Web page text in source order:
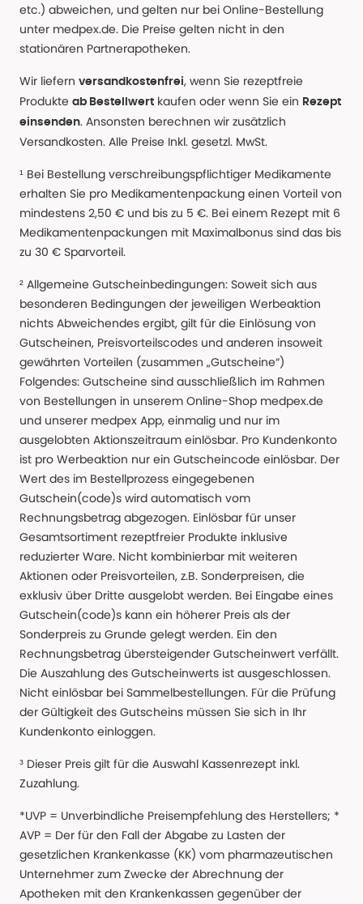
etc.) abweichen, und gelten nur bei Online-Bestellung
unter medpex.de. Die Preise gelten nicht in den
stationären Partnerapotheken.
Wir liefern versandkostenfrei, wenn Sie rezeptfreie
Produkte ab Bestellwert kaufen oder wenn Sie ein Rezept
einsenden. Ansonsten berechnen wir zusätzlich
Versandkosten. Alle Preise Inkl. gesetzl. MwSt.
¹ Bei Bestellung verschreibungspflichtiger Medikamente
erhalten Sie pro Medikamentenpackung einen Vorteil von
mindestens 2,50 € und bis zu 5 €. Bei einem Rezept mit 6
Medikamentenpackungen mit Maximalbonus sind das bis
zu 30 € Sparvorteil.
² Allgemeine Gutscheinbedingungen: Soweit sich aus
besonderen Bedingungen der jeweiligen Werbeaktion
nichts Abweichendes ergibt, gilt für die Einlösung von
Gutscheinen, Preisvorteilscodes und anderen insoweit
gewährten Vorteilen (zusammen „Gutscheine“)
Folgendes: Gutscheine sind ausschließlich im Rahmen
von Bestellungen in unserem Online-Shop medpex.de
und unserer medpex App, einmalig und nur im
ausgelobten Aktionszeitraum einlösbar. Pro Kundenkonto
ist pro Werbeaktion nur ein Gutscheincode einlösbar. Der
Wert des im Bestellprozess eingegebenen
Gutschein(code)s wird automatisch vom
Rechnungsbetrag abgezogen. Einlösbar für unser
Gesamtsortiment rezeptfreier Produkte inklusive
reduzierter Ware. Nicht kombinierbar mit weiteren
Aktionen oder Preisvorteilen, z.B. Sonderpreisen, die
exklusiv über Dritte ausgelobt werden. Bei Eingabe eines
Gutschein(code)s kann ein höherer Preis als der
Sonderpreis zu Grunde gelegt werden. Ein den
Rechnungsbetrag übersteigender Gutscheinwert verfällt.
Die Auszahlung des Gutscheinwerts ist ausgeschlossen.
Nicht einlösbar bei Sammelbestellungen. Für die Prüfung
der Gültigkeit des Gutscheins müssen Sie sich in Ihr
Kundenkonto einloggen.
³ Dieser Preis gilt für die Auswahl Kassenrezept inkl.
Zuzahlung.
*UVP = Unverbindliche Preisempfehlung des Herstellers; *
AVP = Der für den Fall der Abgabe zu Lasten der
gesetzlichen Krankenkasse (KK) vom pharmazeutischen
Unternehmer zum Zwecke der Abrechnung der
Apotheken mit den Krankenkassen gegenüber der